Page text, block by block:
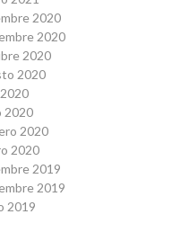
2020
2020
2020
2020
2020
2020
2020
2019
2019
2019